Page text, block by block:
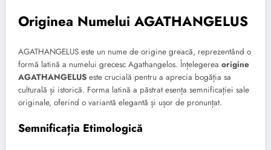
Originea Numelui AGATHANGELUS
AGATHANGELUS este un nume de origine greacă, reprezentând o
formă latină a numelui grecesc Agathangelos. Înțelegerea origine
AGATHANGELUS este crucială pentru a aprecia bogăția sa
culturală și istorică. Forma latină a păstrat esența semnificației sale
originale, oferind o variantă elegantă și ușor de pronunțat.
Semnificația Etimologică